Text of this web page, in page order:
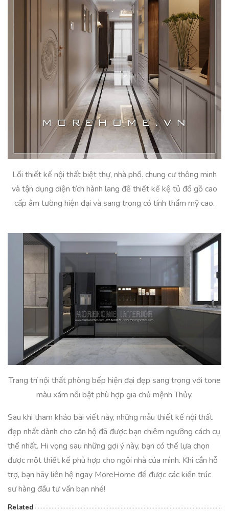
Lối thiết kế nội thất biệt thự, nhà phố. chung cư thông minh
và tận dụng diện tích hành lang để thiết kế kệ tủ đồ gỗ cao
cấp âm tường hiện đại và sang trọng có tính thẩm mỹ cao.
Trang trí nội thất phòng bếp hiện đại đẹp sang trọng với tone
màu xám nổi bật phù hợp gia chủ mệnh Thủy.
Sau khi tham khảo bài viết này, những mẫu thiết kế nội thất
đẹp nhất dành cho căn hộ đã được bạn chiêm ngưỡng cách cụ
thể nhất. Hi vọng sau những gợi ý này, bạn có thể lựa chọn
được một thiết kế phù hợp cho ngôi nhà của mình. Khi cần hỗ
trợ, bạn hãy liên hệ ngay MoreHome để được các kiến trúc
sư hàng đầu tư vấn bạn nhé!
Related